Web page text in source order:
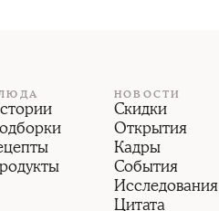
НОВОСТИ
Скидки
Открытия
Кадры
События
Исследования
Цитата